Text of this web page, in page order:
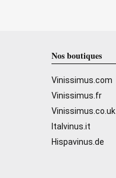
Nos boutiques
Vinissimus.com
Vinissimus.fr
Vinissimus.co.uk
Italvinus.it
Hispavinus.de